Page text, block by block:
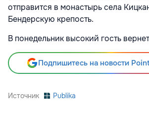
отправится в монастырь села
Бендерскую крепость.
В понедельник высокий гость
Подпишитесь на новости
Источник Publika